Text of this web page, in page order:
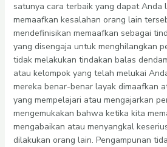
satunya cara terbaik yang dapat Anda
memaafkan kesalahan orang lain
mendefinisikan memaafkan sebagai
yang disengaja untuk menghilangkan
tidak melakukan tindakan balas
atau kelompok yang telah melukai
mereka benar-benar layak dimaafkan
yang mempelajari atau mengajarkan
mengemukakan bahwa ketika kita
mengabaikan atau menyangkal
dilakukan orang lain. Pengampunan